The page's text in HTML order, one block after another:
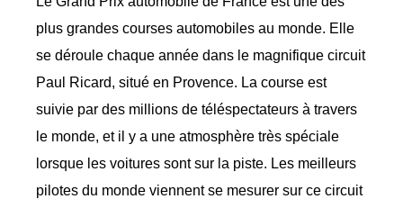
plus grandes courses automobiles au monde. Elle
se déroule chaque année dans le magnifique circuit
Paul Ricard, situé en Provence. La course est
suivie par des millions de téléspectateurs à travers
le monde, et il y a une atmosphère très spéciale
lorsque les voitures sont sur la piste. Les meilleurs
pilotes du monde viennent se mesurer sur ce circuit